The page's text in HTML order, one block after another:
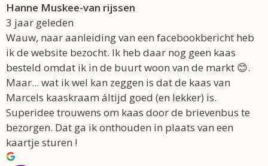
Hanne Muskee-van rijssen
3 jaar geleden
Wauw, naar aanleiding van een facebookbericht heb
ik de website bezocht. Ik heb daar nog geen kaas
besteld omdat ik in de buurt woon van de markt 😊.
Maar... wat ik wel kan zeggen is dat de kaas van
Marcels kaaskraam áltijd goed (en lekker) is.
Superidee trouwens om kaas door de brievenbus te
bezorgen. Dat ga ik onthouden in plaats van een
kaartje sturen !